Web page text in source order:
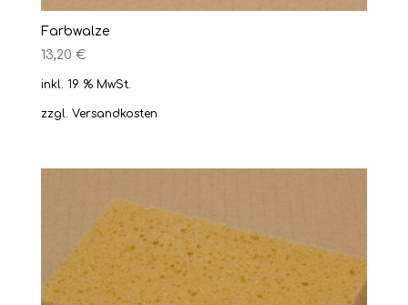
Farbwalze
13,20 €
inkl. 19 % MwSt.
zzgl. Versandkosten